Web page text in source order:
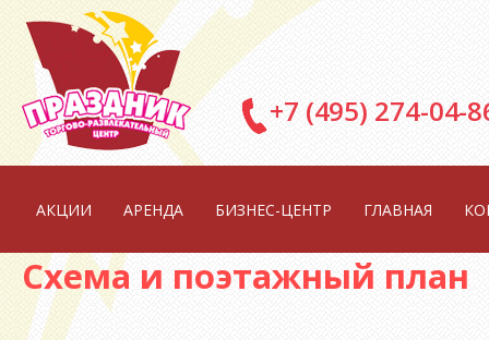
Перейти к основному содержанию
+7 (495) 274-04-
АКЦИИ АРЕНДА БИЗНЕС-ЦЕНТР ГЛАВНАЯ
Схема и поэтажный план